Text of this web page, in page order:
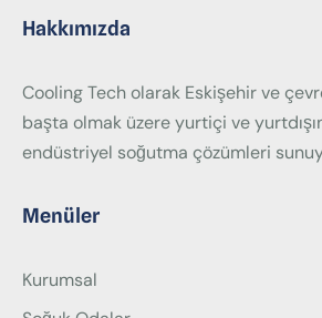
Hakkımızda
Cooling Tech olarak Eskişehir ve
başta olmak üzere yurtiçi ve
endüstriyel soğutma çözümleri
Menüler
Kurumsal